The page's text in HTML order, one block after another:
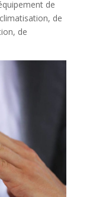
de
de
de